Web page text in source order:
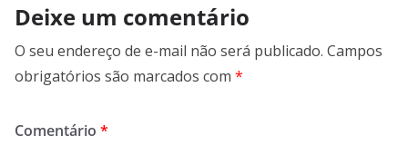
Deixe um comentário
O seu endereço de e-mail não será publicado. Campos
obrigatórios são marcados com *
Comentário *